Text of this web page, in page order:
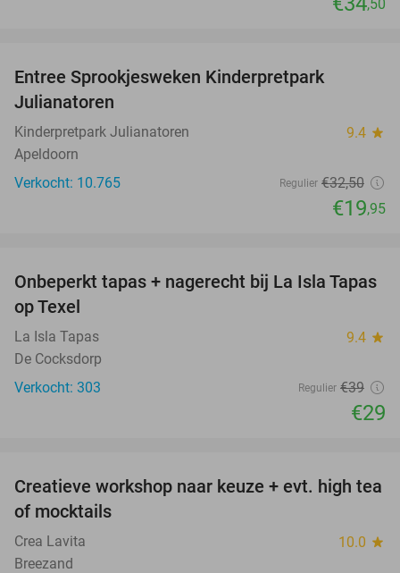
,50
Entree Sprookjesweken Kinderpretpark
Julianatoren
Kinderpretpark Julianatoren 9.4 star
Apeldoorn
Verkocht: 10.765
Regulier €32,50
€19,95
26%
Onbeperkt tapas + nagerecht bij La Isla Tapas
op Texel
La Isla Tapas 9.4 star
De Cocksdorp
Verkocht: 303
Regulier €39
€29
41%
Creatieve workshop naar keuze + evt. high tea
of mocktails
Crea Lavita 10.0 star
Breezand